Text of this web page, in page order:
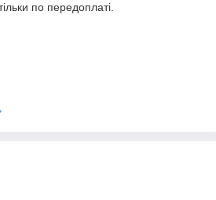
по передоплаті.